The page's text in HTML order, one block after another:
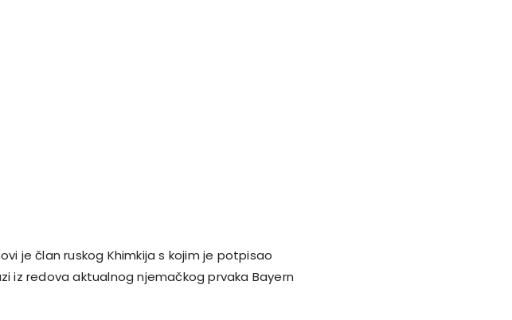
je član ruskog Khimkija s kojim je potpisao
iz redova aktualnog njemačkog prvaka Bayern